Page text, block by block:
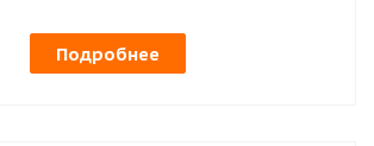
Подробнее